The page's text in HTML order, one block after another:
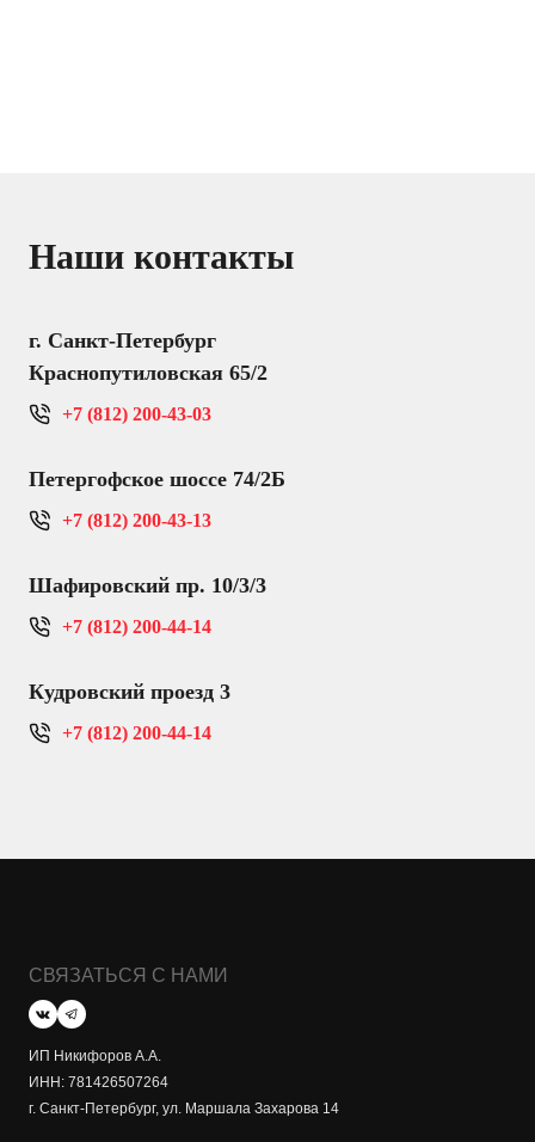
Наши контакты
г. Санкт-Петербург
Краснопутиловская 65/2
+7 (812) 200-43-03
Петергофское шоссе 74/2Б
+7 (812) 200-43-13
Шафировский пр. 10/3/3
+7 (812) 200-44-14
Кудровский проезд 3
+7 (812) 200-44-14
СВЯЗАТЬСЯ С НАМИ
ИП Никифоров А.А.
ИНН: 781426507264
г. Санкт-Петербург, ул. Маршала Захарова 14